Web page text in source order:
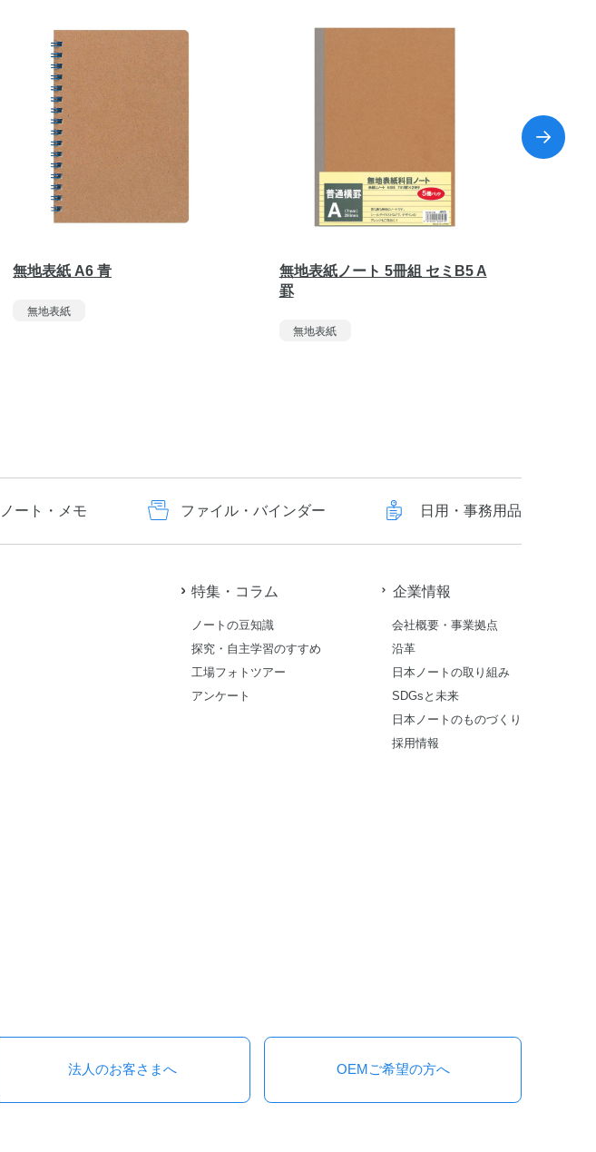
無地表紙 A6 青
無地表紙
無地表紙ノート 5冊組 セミB5 A
罫
無地表紙
ノート・メモ ファイル・バインダー 日用・事務用品
特集・コラム
ノートの豆知識
探究・自主学習のすすめ
工場フォトツアー
アンケート
企業情報
会社概要・事業拠点
沿革
日本ノートの取り組み
SDGsと未来
日本ノートのものづくり
採用情報
法人のお客さまへ OEMご希望の方へ